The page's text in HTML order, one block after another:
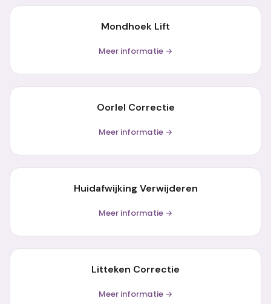
Mondhoek Lift
Meer informatie →
Oorlel Correctie
Meer informatie →
Huidafwijking Verwijderen
Meer informatie →
Litteken Correctie
Meer informatie →